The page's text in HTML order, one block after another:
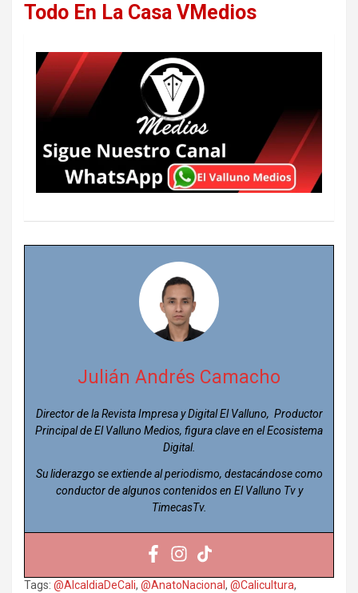
Todo En La Casa VMedios
Julián Andrés Camacho
Director de la Revista Impresa y Digital El Valluno, Productor
Principal de El Valluno Medios, figura clave en el Ecosistema
Digital.
Su liderazgo se extiende al periodismo, destacándose como
conductor de algunos contenidos en El Valluno Tv y
TimecasTv.
Tags: @AlcaldiaDeCali, @AnatoNacional , @Calicultura,